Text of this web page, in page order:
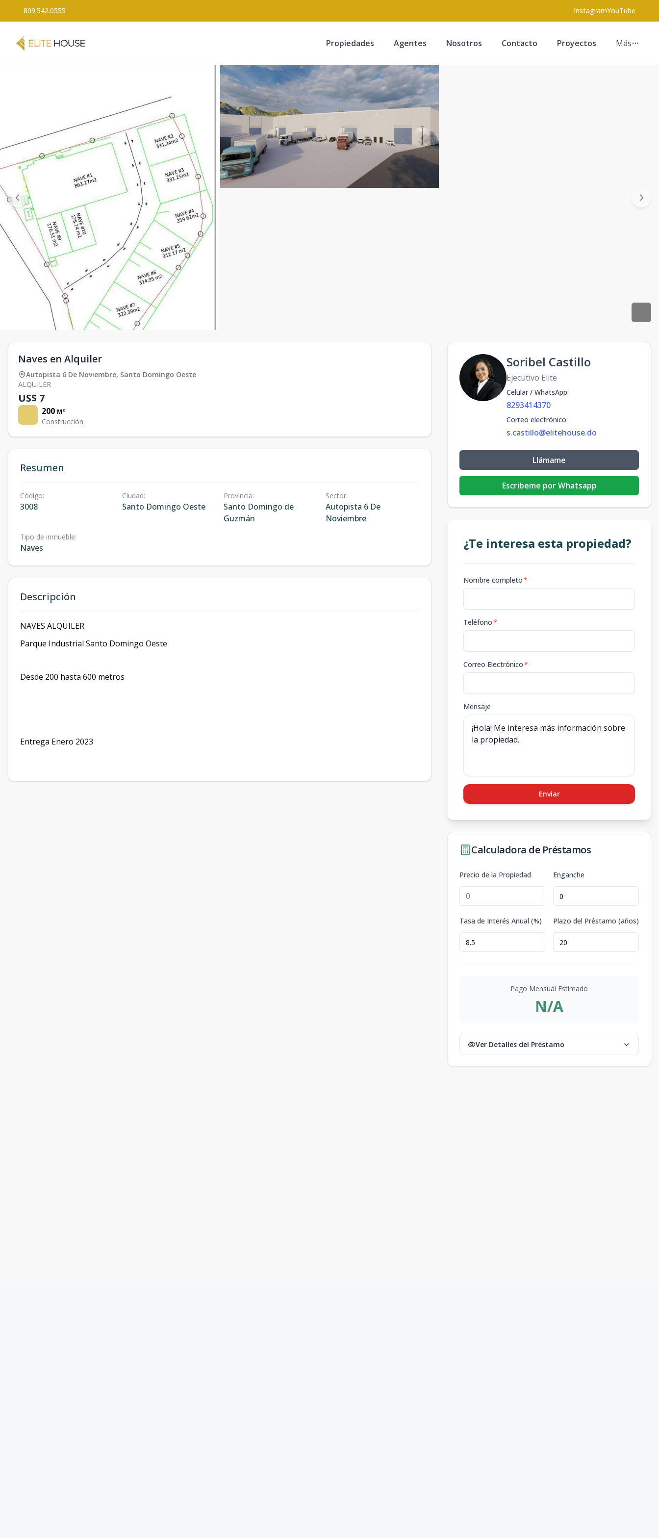
809.542.0555 InstagramYouTube
Propiedades Agentes Nosotros Contacto Proyectos Más
Naves en Alquiler
Autopista 6 De Noviembre, Santo Domingo Oeste
ALQUILER
US$ 7
200 M²
Construcción
Resumen
Código:
3008
Ciudad:
Santo Domingo Oeste
Provincia:
Santo Domingo de
Guzmán
Sector:
Autopista 6 De
Noviembre
Tipo de inmueble:
Naves
Descripción
NAVES ALQUILER
Parque Industrial Santo Domingo Oeste
Desde 200 hasta 600 metros
Entrega Enero 2023
Soribel Castillo
Ejecutivo Elite
Celular / WhatsApp:
8293414370
Correo electrónico:
s.castillo@elitehouse.do
Llámame
Escribeme por Whatsapp
¿Te interesa esta propiedad?
Nombre completo*
Teléfono*
Correo Electrónico*
Mensaje
Enviar
Calculadora de Préstamos
Precio de la Propiedad Enganche
Tasa de Interés Anual (%) Plazo del Préstamo (años)
Pago Mensual Estimado
N/A
Ver Detalles del Préstamo